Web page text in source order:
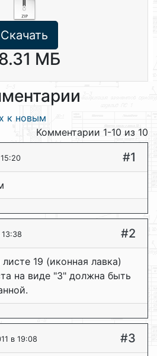
Скачать
МБ
к новым
Комментарии 1-10 из 10
#1
13:38 #2
19 (иконная лавка)
на виде "З" должна быть
в 19:08 #3